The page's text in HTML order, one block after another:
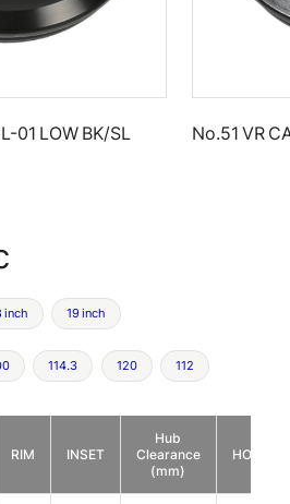
01 LOW BK/SL No.51 VR
inch 19 inch
114.3 120 112
RIM INSET
Hub
Clearance
(mm)
HOLE